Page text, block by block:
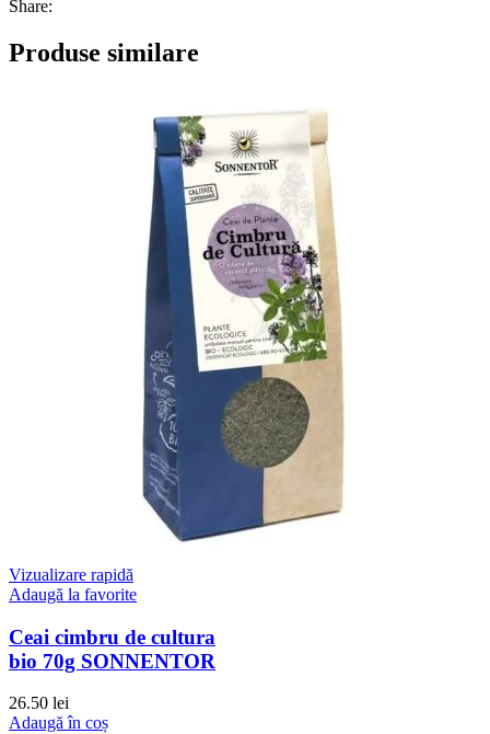
Share:
Produse similare
Vizualizare rapidă
Adaugă la favorite
Ceai cimbru de cultura
bio 70g SONNENTOR
26.50 lei
Adaugă în coș